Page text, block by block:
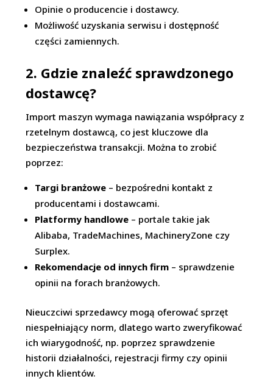
Opinie o producencie i dostawcy.
Możliwość uzyskania serwisu i dostępność
części zamiennych.
2. Gdzie znaleźć sprawdzonego
dostawcę?
Import maszyn wymaga nawiązania współpracy z
rzetelnym dostawcą, co jest kluczowe dla
bezpieczeństwa transakcji. Można to zrobić
poprzez:
Targi branżowe – bezpośredni kontakt z
producentami i dostawcami.
Platformy handlowe – portale takie jak
Alibaba, TradeMachines, MachineryZone czy
Surplex.
Rekomendacje od innych firm – sprawdzenie
opinii na forach branżowych.
Nieuczciwi sprzedawcy mogą oferować sprzęt
niespełniający norm, dlatego warto zweryfikować
ich wiarygodność, np. poprzez sprawdzenie
historii działalności, rejestracji firmy czy opinii
innych klientów.